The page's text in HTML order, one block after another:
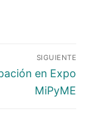
SIGUIENTE
en Expo
MiPyME